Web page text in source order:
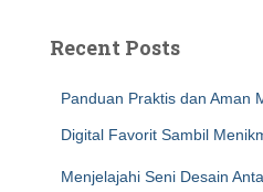
Recent Posts
Panduan Praktis dan Aman
Digital Favorit Sambil
Menjelajahi Seni Desain